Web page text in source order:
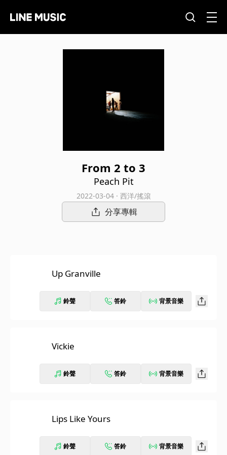
From 2 to 3
Peach Pit
2022-03-04 · 西洋/搖滾
分享專輯
Up Granville
鈴聲 答鈴 背景音樂
Vickie
鈴聲 答鈴 背景音樂
Lips Like Yours
鈴聲 答鈴 背景音樂